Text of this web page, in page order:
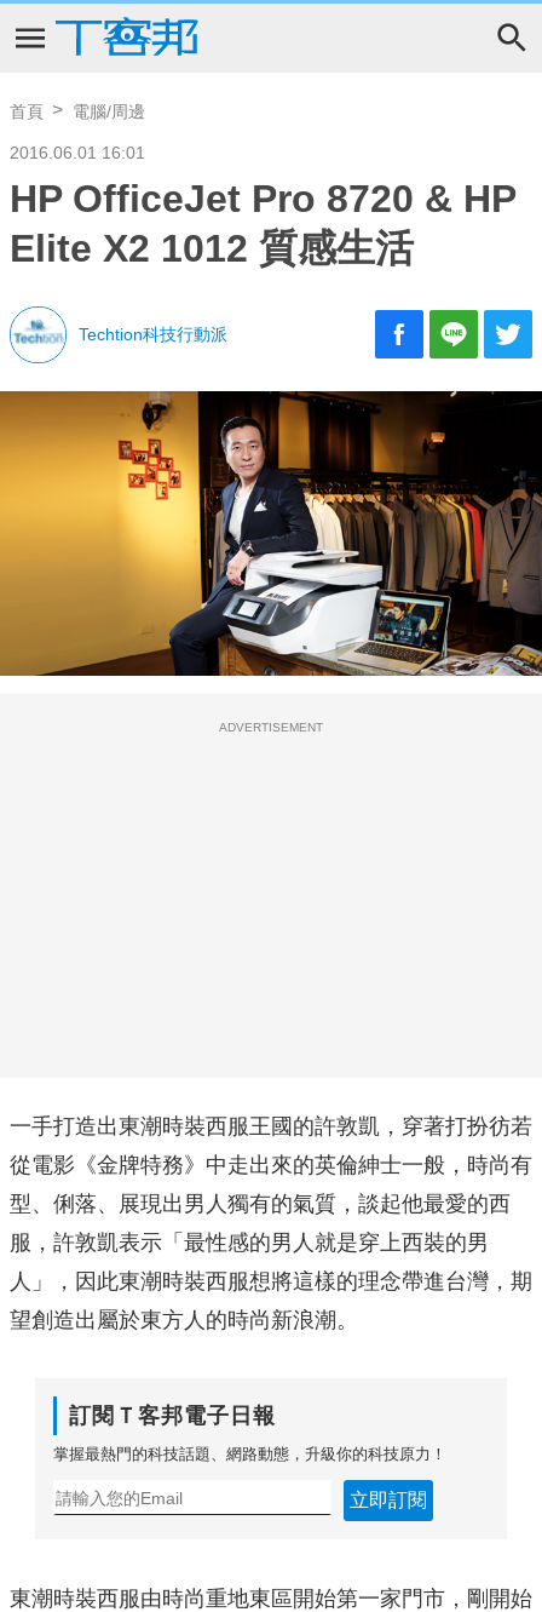
首頁 電腦/周邊
2016.06.01 16:01
HP OfficeJet Pro 8720 & HP
Elite X2 1012 質感生活
Techtion科技行動派
ADVERTISEMENT
一手打造出東潮時裝西服王國的許敦凱，穿著打扮彷若
從電影《金牌特務》中走出來的英倫紳士一般，時尚有
型、俐落、展現出男人獨有的氣質，談起他最愛的西
服，許敦凱表示「最性感的男人就是穿上西裝的男
人」，因此東潮時裝西服想將這樣的理念帶進台灣，期
望創造出屬於東方人的時尚新浪潮。
訂閱Ｔ客邦電子日報
掌握最熱門的科技話題、網路動態，升級你的科技原力！
立即訂閱
東潮時裝西服由時尚重地東區開始第一家門市，剛開始